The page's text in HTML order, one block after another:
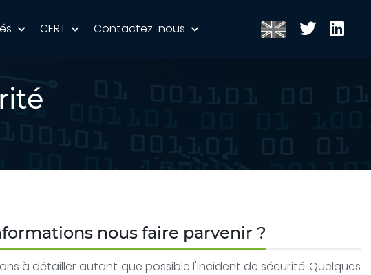
CERT Contactez-nous
nous faire parvenir ?
à détailler autant que possible l'incident de sécurité. Quelques